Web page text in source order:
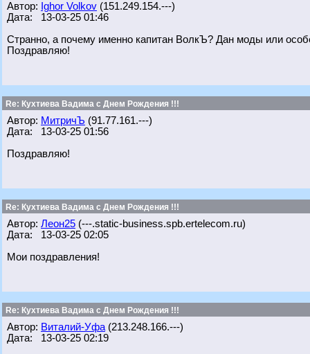
Автор: Ighor Volkov (151.249.154.---)
Дата: 13-03-25 01:46
Странно, а почему именно капитан ВолкЪ? Дан моды или
Поздравляю!
Re: Кухтиева Вадима с Днем Рождения !!!
Автор: МитричЪ (91.77.161.---)
Дата: 13-03-25 01:56
Поздравляю!
Re: Кухтиева Вадима с Днем Рождения !!!
Автор: Леон25 (---.static-business.spb.ertelecom.ru)
Дата: 13-03-25 02:05
Мои поздравления!
Re: Кухтиева Вадима с Днем Рождения !!!
Автор: Виталий-Уфа (213.248.166.---)
Дата: 13-03-25 02:19